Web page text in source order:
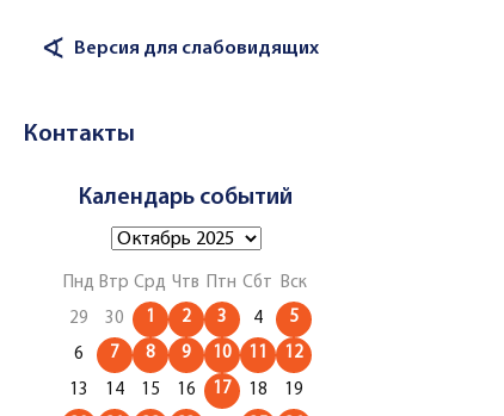
∢ Версия для слабовидящих
Контакты
Календарь событий
Пнд Втр Срд Чтв Птн Сбт
Вск
29
30 1 2 3 4 5
6 7 8 9 10 11 12
13 14 15 16 17 18
19